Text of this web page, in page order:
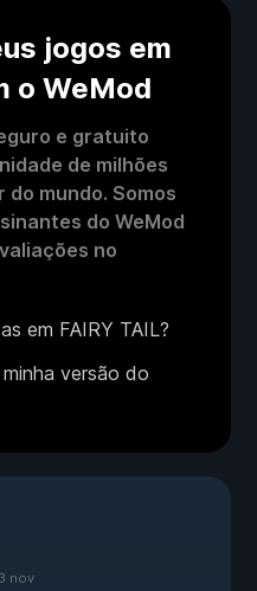
jogos em
o WeMod
e gratuito
de milhões
mundo. Somos
do WeMod
no
em FAIRY TAIL?
versão do
nov